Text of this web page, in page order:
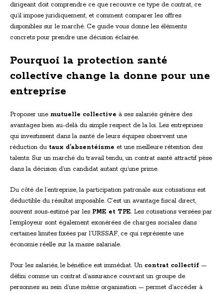
dirigeant doit comprendre ce que recouvre ce type de contrat, ce
qu’il impose juridiquement, et comment comparer les offres
disponibles sur le marché. Ce guide vous donne les éléments
concrets pour prendre une décision éclairée.
Pourquoi la protection santé
collective change la donne pour une
entreprise
Proposer une mutuelle collective à ses salariés génère des
avantages bien au-delà du simple respect de la loi. Les entreprises
qui investissent dans la santé de leurs équipes observent une
réduction du taux d’absentéisme et une meilleure rétention des
talents. Sur un marché du travail tendu, un contrat santé attractif pèse
dans la décision d’un candidat autant qu’une prime.
Du côté de l’entreprise, la participation patronale aux cotisations est
déductible du résultat imposable. C’est un avantage fiscal direct,
souvent sous-estimé par les PME et TPE. Les cotisations versées par
l’employeur sont également exonérées de charges sociales dans
certaines limites fixées par l’URSSAF, ce qui représente une
économie réelle sur la masse salariale.
Pour les salariés, le bénéfice est immédiat. Un contrat collectif —
défini comme un contrat d’assurance couvrant un groupe de
personnes au sein d’une même organisation — permet d’accéder à